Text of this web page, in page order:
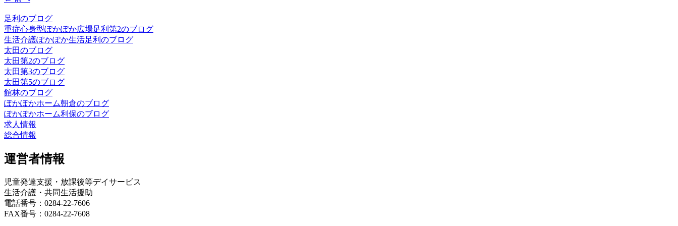
足利のブログ
重症心身型ぽかぽか広場足利第2のブログ
生活介護ぽかぽか生活足利のブログ
太田のブログ
太田第2のブログ
太田第3のブログ
太田第5のブログ
館林のブログ
ぽかぽかホーム朝倉のブログ
ぽかぽかホーム利保のブログ
求人情報
総合情報
運営者情報
児童発達支援・放課後等デイサービス
生活介護・共同生活援助
電話番号：0284-22-7606
FAX番号：0284-22-7608